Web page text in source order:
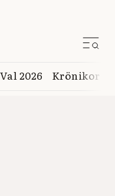
Val 2026 Krönikor